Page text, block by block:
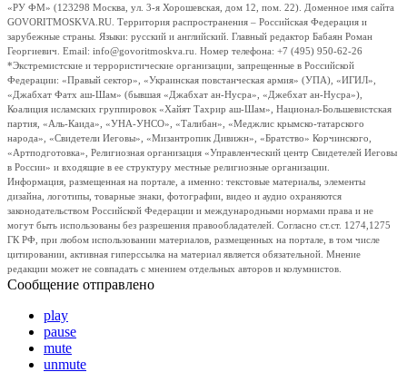
«РУ ФМ» (123298 Москва, ул. 3-я Хорошевская, дом 12, пом. 22). Доменное имя сайта
GOVORITMOSKVA.RU. Территория распространения – Российская Федерация и
зарубежные страны. Языки: русский и английский. Главный редактор Бабаян Роман
Георгиевич. Email: info@govoritmoskva.ru. Номер телефона: +7 (495) 950-62-26
*Экстремистские и террористические организации, запрещенные в Российской
Федерации: «Правый сектор», «Украинская повстанческая армия» (УПА), «ИГИЛ»,
«Джабхат Фатх аш-Шам» (бывшая «Джабхат ан-Нусра», «Джебхат ан-Нусра»),
Коалиция исламских группировок «Хайят Тахрир аш-Шам», Национал-Большевистская
партия, «Аль-Каида», «УНА-УНСО», «Талибан», «Меджлис крымско-татарского
народа», «Свидетели Иеговы», «Мизантропик Дивижн», «Братство» Корчинского,
«Артподготовка», Религиозная организация «Управленческий центр Свидетелей Иеговы
в России» и входящие в ее структуру местные религиозные организации.
Информация, размещенная на портале, а именно: текстовые материалы, элементы
дизайна, логотипы, товарные знаки, фотографии, видео и аудио охраняются
законодательством Российской Федерации и международными нормами права и не
могут быть использованы без разрешения правообладателей. Согласно ст.ст. 1274,1275
ГК РФ, при любом использовании материалов, размещенных на портале, в том числе
цитировании, активная гиперссылка на материал является обязательной. Мнение
редакции может не совпадать с мнением отдельных авторов и колумнистов.
Сообщение отправлено
play
pause
mute
unmute